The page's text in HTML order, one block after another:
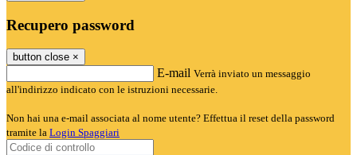
Recupero password
button close ×
E-mail Verrà inviato un messaggio
all'indirizzo indicato con le istruzioni necessarie.
Non hai una e-mail associata al nome utente? Effettua il reset della password
tramite la Login Spaggiari